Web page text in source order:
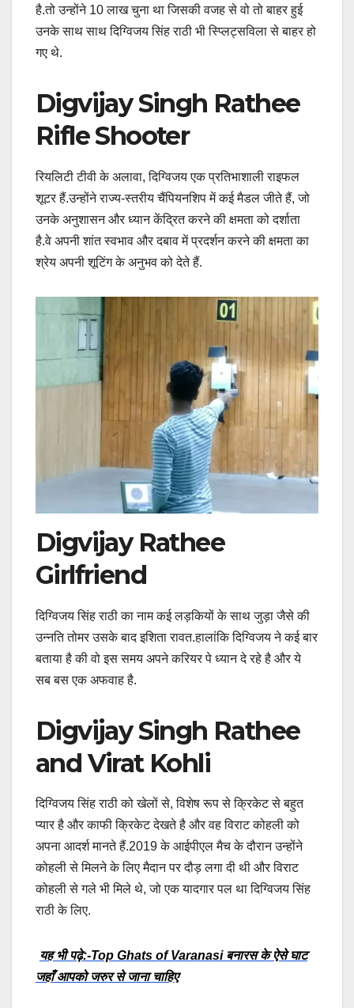
है.तो उन्होंने 10 लाख चुना था जिसकी वजह से वो तो बाहर हुई
उनके साथ साथ दिग्विजय सिंह राठी भी स्प्लिट्सविला से बाहर हो
गए थे.
Digvijay Singh Rathee
Rifle Shooter
रियलिटी टीवी के अलावा, दिग्विजय एक प्रतिभाशाली राइफल
शूटर हैं.उन्होंने राज्य-स्तरीय चैंपियनशिप में कई मैडल जीते हैं, जो
उनके अनुशासन और ध्यान केंद्रित करने की क्षमता को दर्शाता
है.वे अपनी शांत स्वभाव और दबाव में प्रदर्शन करने की क्षमता का
श्रेय अपनी शूटिंग के अनुभव को देते हैं.
Digvijay Rathee
Girlfriend
दिग्विजय सिंह राठी का नाम कई लड़कियों के साथ जुड़ा जैसे की
उन्नति तोमर उसके बाद इशिता रावत.हालांकि दिग्विजय ने कई बार
बताया है की वो इस समय अपने करियर पे ध्यान दे रहे है और ये
सब बस एक अफवाह है.
Digvijay Singh Rathee
and Virat Kohli
दिग्विजय सिंह राठी को खेलों से, विशेष रूप से क्रिकेट से बहुत
प्यार है और काफी क्रिकेट देखते है और वह विराट कोहली को
अपना आदर्श मानते हैं.2019 के आईपीएल मैच के दौरान उन्होंने
कोहली से मिलने के लिए मैदान पर दौड़ लगा दी थी और विराट
कोहली से गले भी मिले थे, जो एक यादगार पल था दिग्विजय सिंह
राठी के लिए.
यह भी पढ़े:-Top Ghats of Varanasi बनारस के ऐसे घाट
जहाँ आपको जरुर से जाना चाहिए